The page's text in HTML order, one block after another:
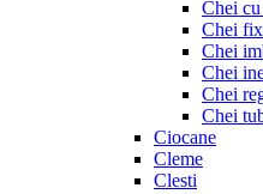
Chei
Chei
Chei
Chei
Chei
Chei
Ciocane
Cleme
Clesti